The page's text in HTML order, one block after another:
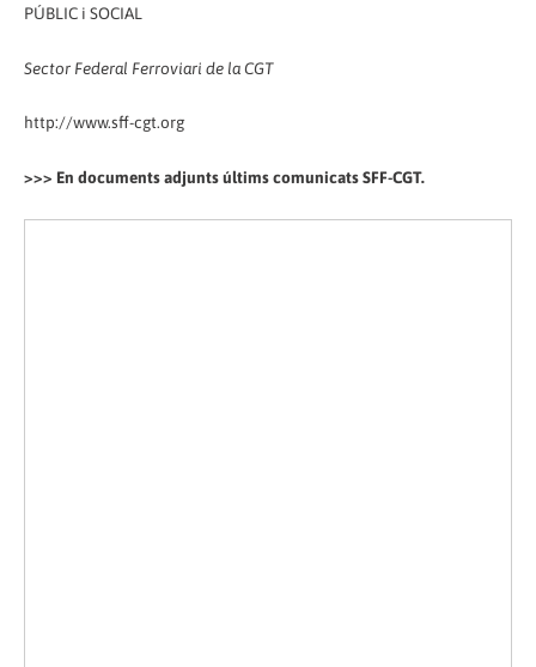
PÚBLIC i SOCIAL
Sector Federal Ferroviari de la CGT
http://www.sff-cgt.org
>>> En documents adjunts últims comunicats SFF-CGT.